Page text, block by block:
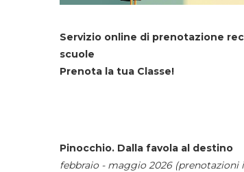
Servizio online di prenotazione
scuole
Prenota la tua Classe!
Pinocchio. Dalla favola al destino
febbraio - maggio 2026 (prenotazioni